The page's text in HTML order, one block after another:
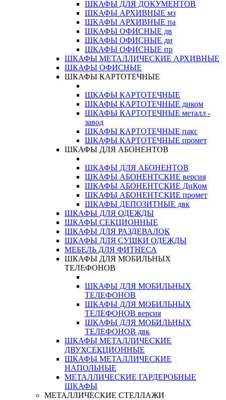
ШКАФЫ ДЛЯ ДОКУМЕНТОВ
ШКАФЫ АРХИВНЫЕ мз
ШКАФЫ АРХИВНЫЕ па
ШКАФЫ ОФИСНЫЕ дв
ШКАФЫ ОФИСНЫЕ ди
ШКАФЫ ОФИСНЫЕ пр
ШКАФЫ МЕТАЛЛИЧЕСКИЕ АРХИВНЫЕ
ШКАФЫ ОФИСНЫЕ
ШКАФЫ КАРТОТЕЧНЫЕ
ШКАФЫ КАРТОТЕЧНЫЕ
ШКАФЫ КАРТОТЕЧНЫЕ диком
ШКАФЫ КАРТОТЕЧНЫЕ металл -
завод
ШКАФЫ КАРТОТЕЧНЫЕ пакс
ШКАФЫ КАРТОТЕЧНЫЕ промет
ШКАФЫ ДЛЯ АБОНЕНТОВ
ШКАФЫ ДЛЯ АБОНЕНТОВ
ШКАФЫ АБОНЕНТСКИЕ версия
ШКАФЫ АБОНЕНТСКИЕ ДиКом
ШКАФЫ АБОНЕНТСКИЕ промет
ШКАФЫ ДЕПОЗИТНЫЕ двк
ШКАФЫ ДЛЯ ОДЕЖДЫ
ШКАФЫ СЕКЦИОННЫЕ
ШКАФЫ ДЛЯ РАЗДЕВАЛОК
ШКАФЫ ДЛЯ СУШКИ ОДЕЖДЫ
МЕБЕЛЬ ДЛЯ ФИТНЕСА
ШКАФЫ ДЛЯ МОБИЛЬНЫХ
ТЕЛЕФОНОВ
ШКАФЫ ДЛЯ МОБИЛЬНЫХ
ТЕЛЕФОНОВ
ШКАФЫ ДЛЯ МОБИЛЬНЫХ
ТЕЛЕФОНОВ версия
ШКАФЫ ДЛЯ МОБИЛЬНЫХ
ТЕЛЕФОНОВ двк
ШКАФЫ МЕТАЛЛИЧЕСКИЕ
ДВУХСЕКЦИОННЫЕ
ШКАФЫ МЕТАЛЛИЧЕСКИЕ
НАПОЛЬНЫЕ
МЕТАЛЛИЧЕСКИЕ ГАРДЕРОБНЫЕ
ШКАФЫ
МЕТАЛЛИЧЕСКИЕ СТЕЛЛАЖИ